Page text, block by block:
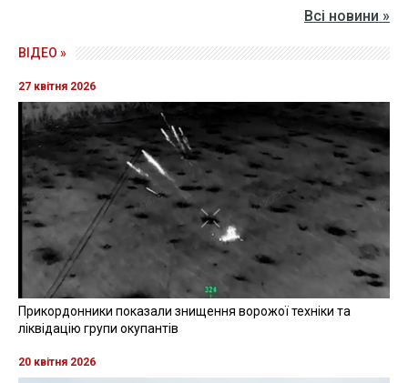
Всі новини »
ВІДЕО »
27 квітня 2026
Прикордонники показали знищення ворожої техніки та
ліквідацію групи окупантів
20 квітня 2026